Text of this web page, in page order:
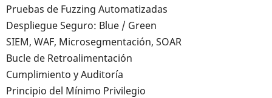
Pruebas de Fuzzing Automatizadas
Despliegue Seguro: Blue / Green
SIEM, WAF, Microsegmentación, SOAR
Bucle de Retroalimentación
Cumplimiento y Auditoría
Principio del Mínimo Privilegio